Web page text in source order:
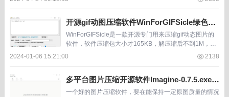
开源gif动图压缩软件WinForGIFSicle绿色
版，大小才几百K的轻量软件
WinForGIFSicle是一款开源专门用来压缩gif动态图片的
软件，软件压缩包大小才165KB，解压缩后不到1M，直
接运行无需安装，属于绿色免安装便携版。 WinForGIFSi
2024-01-06 15:21:00 2138
多平台图片压缩开源软件Imagine-0.7.5.exe单
文件便携版
一个好的图片压缩软件，要在能保持一定原图质量的情况